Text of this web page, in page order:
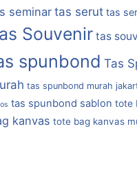
seminar tas serut tas
Souvenir tas
spunbond Tas
tas spunbond murah
tas spunbond sablon tote
kanvas tote bag kanvas